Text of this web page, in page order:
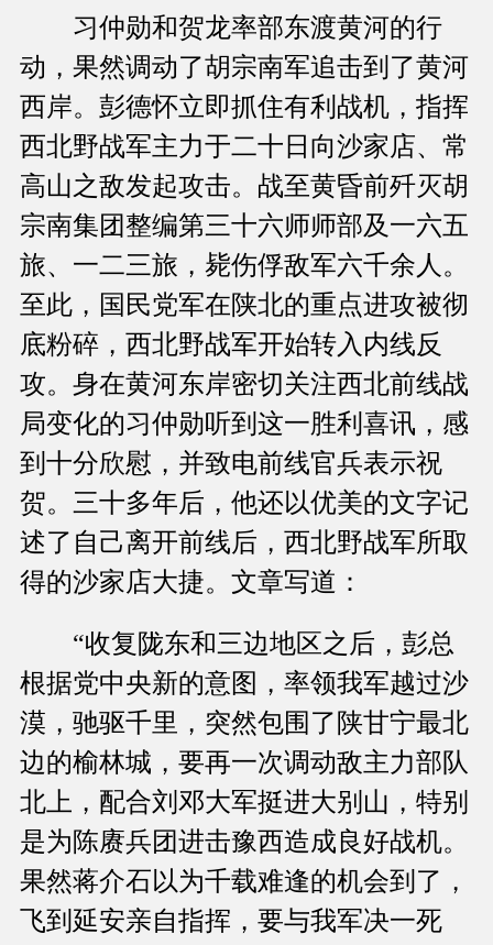
习仲勋和贺龙率部东渡黄河的行
动，果然调动了胡宗南军追击到了黄河
西岸。彭德怀立即抓住有利战机，指挥
西北野战军主力于二十日向沙家店、常
高山之敌发起攻击。战至黄昏前歼灭胡
宗南集团整编第三十六师师部及一六五
旅、一二三旅，毙伤俘敌军六千余人。
至此，国民党军在陕北的重点进攻被彻
底粉碎，西北野战军开始转入内线反
攻。身在黄河东岸密切关注西北前线战
局变化的习仲勋听到这一胜利喜讯，感
到十分欣慰，并致电前线官兵表示祝
贺。三十多年后，他还以优美的文字记
述了自己离开前线后，西北野战军所取
得的沙家店大捷。文章写道：
“收复陇东和三边地区之后，彭总
根据党中央新的意图，率领我军越过沙
漠，驰驱千里，突然包围了陕甘宁最北
边的榆林城，要再一次调动敌主力部队
北上，配合刘邓大军挺进大别山，特别
是为陈赓兵团进击豫西造成良好战机。
果然蒋介石以为千载难逢的机会到了，
飞到延安亲自指挥，要与我军决一死